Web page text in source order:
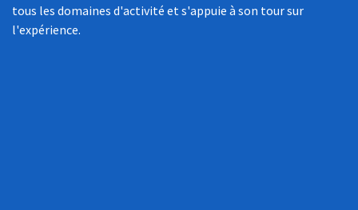
tous les domaines d'activité et s'appuie à son tour sur
l'expérience.